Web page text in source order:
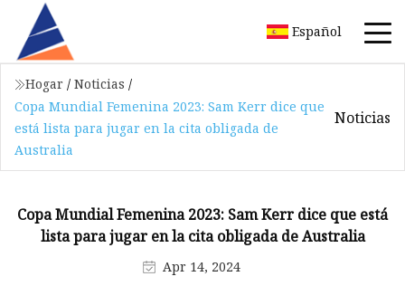
Español
Hogar / Noticias /
Copa Mundial Femenina 2023: Sam Kerr dice que
está lista para jugar en la cita obligada de
Australia
Noticias
Copa Mundial Femenina 2023: Sam Kerr dice que está
lista para jugar en la cita obligada de Australia
Apr 14, 2024